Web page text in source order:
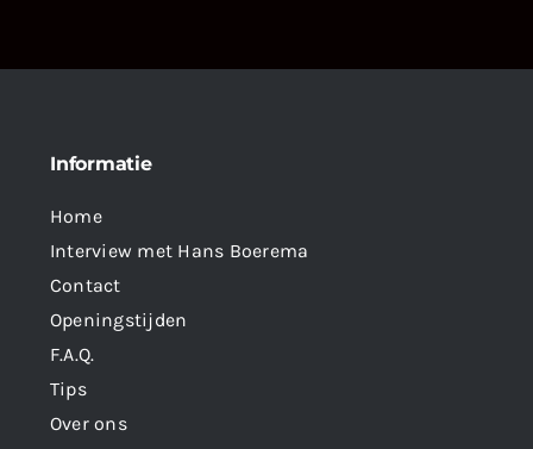
Informatie
Home
Interview met Hans Boerema
Contact
Openingstijden
F.A.Q.
Tips
Over ons